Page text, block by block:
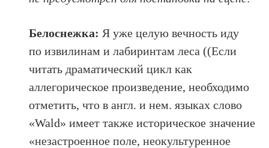
Белоснежка: Я уже целую вечность иду
по извилинам и лабиринтам леса ((Если
читать драматический цикл как
аллегорическое произведение, необходимо
отметить, что в англ. и нем. языках слово
«Wald» имеет также историческое значение
«незастроенное поле, неокультуренное